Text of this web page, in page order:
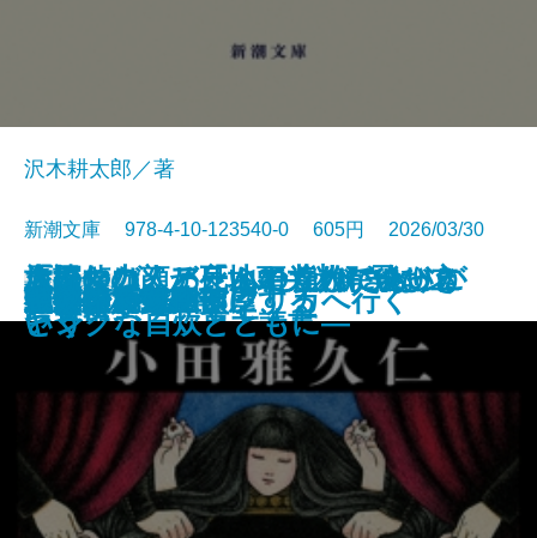
ドリトル先生アフリカへ行く
魔都シカモア
聖女の、遺産
重力アルケミック
最後の魔法
水─本の小説─
「読む力」と「地頭力」がいっき
に身につく 東大読書
ブルー ハワイ
可哀想な蠅
旅のつばくろ、ふたたび─飛び立
つ季節─
沢木耕太郎／著
新潮文庫 978-4-10-123540-0 605円 2026/03/30
文庫電子書籍あり
禍
原田マハ、アートの達人に会いに
いく
遠い声、遠い部屋
連続殺人鬼の妻
夜が少女を探偵にする
文豪の花嫁
名探偵の顔が良い2―謎解きはジ
ャンクな自炊とともに―
戦慄
大好きな人、死んでくれてありが
とう
キツネ狩り